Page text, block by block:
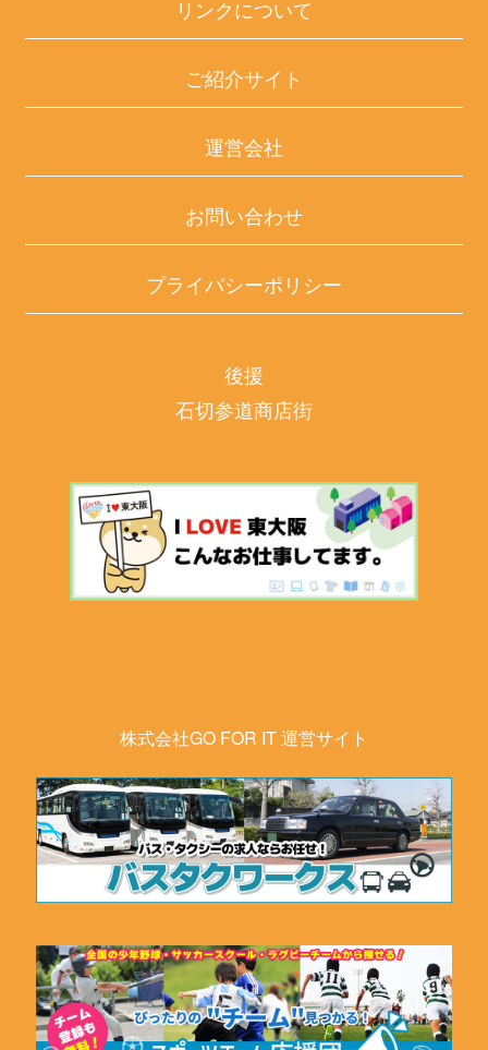
リンクについて
ご紹介サイト
運営会社
お問い合わせ
プライバシーポリシー
後援
石切参道商店街
株式会社GO FOR IT 運営サイト